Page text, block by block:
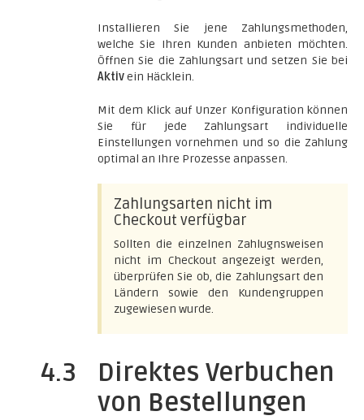
Installieren Sie jene Zahlungsmethoden,
welche Sie Ihren Kunden anbieten möchten.
Öffnen Sie die Zahlungsart und setzen Sie bei
Aktivein Häcklein.
Mit dem Klick auf Unzer Konfiguration können
Sie für jede Zahlungsart individuelle
Einstellungen vornehmen und so die Zahlung
optimal an Ihre Prozesse anpassen.
Zahlungsarten nicht im
Checkout verfügbar
Sollten die einzelnen Zahlugnsweisen
nicht im Checkout angezeigt werden,
überprüfen Sie ob, die Zahlungsart den
Ländern sowie den Kundengruppen
zugewiesen wurde.
4.3
Direktes Verbuchen
von Bestellungen